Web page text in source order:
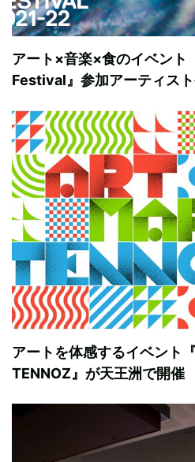
アート×音楽×食のイベン
Festival』参加アーティス
アートを体感するイベント
TENNOZ』が天王洲で開催